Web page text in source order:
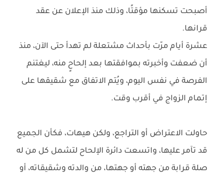
أصبحت تسكنها مؤقتًا، وذلك منذ الإعلان عن عقد
قرانها.
عشرة أيام مرّت بأحداث مشتعلة لم تهدأ حتى الآن، منذ
أن ضعفت وأخبرته بموافقتها بعد إلحاحٍ منه، ليغتنم
الفرصة في نفس اليوم، ويُتم الاتفاق مع شقيقها على
إتمام الزواج في أقرب وقت.
حاولت الاعتراض أو التراجع، ولكن هيهات، فكأن الجميع
قد تآمر عليها، واتسعت دائرة الإلحاح لتشمل كل من له
صلة قرابة من جهته أو جهتها، من والدته وشقيقاته، أو